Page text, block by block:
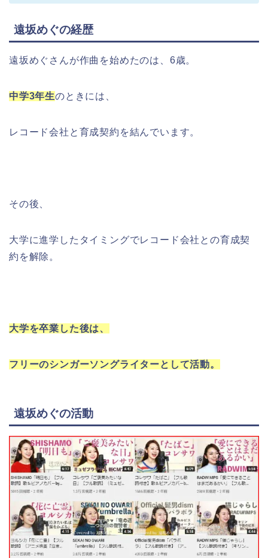
遠坂めぐの経歴
遠坂めぐさんが作曲を始めたのは、6歳。
中学3年生のときには、
レコード会社と育成契約を結んでいます。
その後、
大学に進学したタイミングでレコード会社との育成契
約を解除。
大学を卒業した後は、
フリーのシンガーソングライターとして活動。
遠坂めぐの活動